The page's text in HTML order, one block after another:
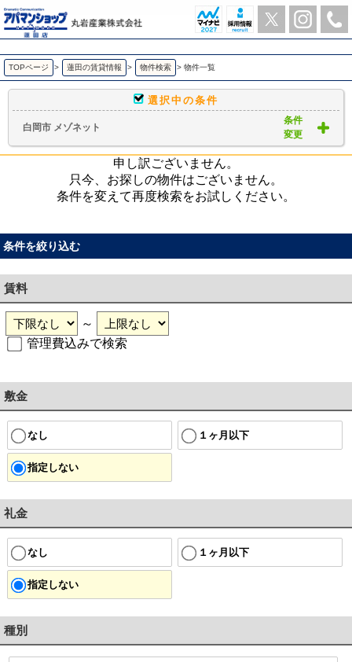
白岡市 メゾネット ｜賃貸物件一覧｜ アパマンショップ蓮田店-丸岩産業株式会社-
TOPページ > 蓮田の賃貸情報 > 物件検索 > 物件一覧
選択中の条件
白岡市 メゾネット
条件
変更
申し訳ございません。
只今、お探しの物件はございません。
条件を変えて再度検索をお試しください。
条件を絞り込む
賃料
～
管理費込みで検索
敷金
なし １ヶ月以下
指定しない
礼金
なし １ヶ月以下
指定しない
種別